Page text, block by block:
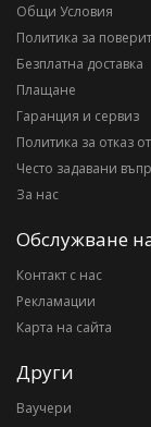
Общи Условия
Политика за
Безплатна доставка
Плащане
Гаранция и сервиз
Политика за отказ
Често задавани
За нас
Обслужване
Контакт с нас
Рекламации
Карта на сайта
Други
Ваучери